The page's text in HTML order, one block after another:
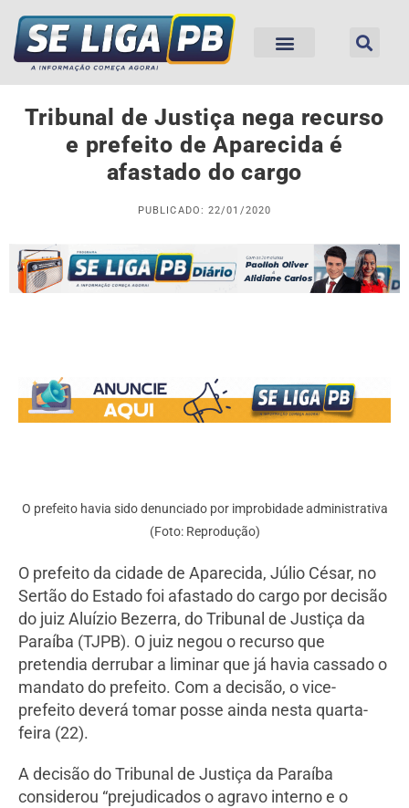
Tribunal de Justiça nega recurso
e prefeito de Aparecida é
afastado do cargo
PUBLICADO: 22/01/2020
O prefeito havia sido denunciado por improbidade administrativa
(Foto: Reprodução)
O prefeito da cidade de Aparecida, Júlio César, no
Sertão do Estado foi afastado do cargo por decisão
do juiz Aluízio Bezerra, do Tribunal de Justiça da
Paraíba (TJPB). O juiz negou o recurso que
pretendia derrubar a liminar que já havia cassado o
mandato do prefeito. Com a decisão, o vice-
prefeito deverá tomar posse ainda nesta quarta-
feira (22).
A decisão do Tribunal de Justiça da Paraíba
considerou “prejudicados o agravo interno e o